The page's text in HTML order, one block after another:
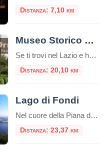
Distanza: 7,10 km
Museo Storico Piana delle Orme
Se ti trovi nel Lazio e hai voglia di fare un salto indietro nel tempo, il Museo Storico Piana delle Orme è una tappa davvero imperdibile. Un museo unico nel suo genere, perfetto per una gita fuori porta, adatto a famiglie, appassionati di storia, scuole e curiosi di ogni età. A pochi chilometri da Latina, […]
Distanza: 20,10 km
Lago di Fondi
Nel cuore della Piana di Fondi, incastonato come una gemma grezza tra il promontorio di Sperlonga e la città di Terracina, giace il Lago di Fondi. Spesso oscurato dalla fama delle vicine spiagge della Riviera di Ulisse, questo bacino lacustre rappresenta in realtà uno degli ecosistemi più preziosi e affascinanti del Lazio meridionale. Non è […]
Distanza: 23,37 km